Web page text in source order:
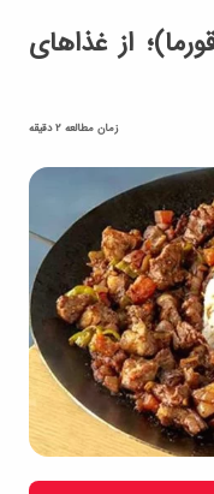
از غذاهای
زمان مطالعه 2 دقیقه